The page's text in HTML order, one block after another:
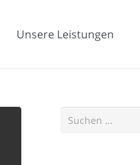
Unsere Leistungen
Suchen